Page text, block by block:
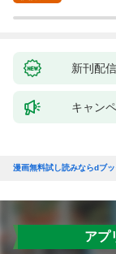
新刊配
キャン
漫画無料試し読みならdブッ
アプ